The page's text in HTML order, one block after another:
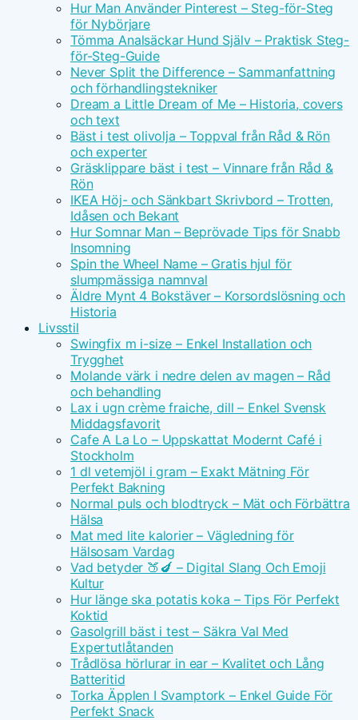
Hur Man Använder Pinterest – Steg-för-Steg
för Nybörjare
Tömma Analsäckar Hund Själv – Praktisk Steg-
för-Steg-Guide
Never Split the Difference – Sammanfattning
och förhandlingstekniker
Dream a Little Dream of Me – Historia, covers
och text
Bäst i test olivolja – Toppval från Råd & Rön
och experter
Gräsklippare bäst i test – Vinnare från Råd &
Rön
IKEA Höj- och Sänkbart Skrivbord – Trotten,
Idåsen och Bekant
Hur Somnar Man – Beprövade Tips för Snabb
Insomning
Spin the Wheel Name – Gratis hjul för
slumpmässiga namnval
Äldre Mynt 4 Bokstäver – Korsordslösning och
Historia
Livsstil
Swingfix m i-size – Enkel Installation och
Trygghet
Molande värk i nedre delen av magen – Råd
och behandling
Lax i ugn crème fraiche, dill – Enkel Svensk
Middagsfavorit
Cafe A La Lo – Uppskattat Modernt Café i
Stockholm
1 dl vetemjöl i gram – Exakt Mätning För
Perfekt Bakning
Normal puls och blodtryck – Mät och Förbättra
Hälsa
Mat med lite kalorier – Vägledning för
Hälsosam Vardag
Vad betyder 🍑🍆 – Digital Slang Och Emoji
Kultur
Hur länge ska potatis koka – Tips För Perfekt
Koktid
Gasolgrill bäst i test – Säkra Val Med
Expertutlåtanden
Trådlösa hörlurar in ear – Kvalitet och Lång
Batteritid
Torka Äpplen I Svamptork – Enkel Guide För
Perfekt Snack